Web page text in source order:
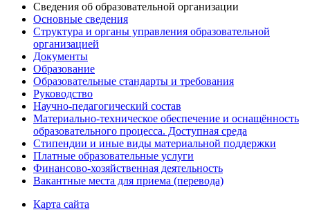
Сведения об образовательной организации
Основные сведения
Структура и органы управления образовательной
организацией
Документы
Образование
Образовательные стандарты и требования
Руководство
Научно-педагогический состав
Материально-техническое обеспечение и оснащённость
образовательного процесса. Доступная среда
Стипендии и иные виды материальной поддержки
Платные образовательные услуги
Финансово-хозяйственная деятельность
Вакантные места для приема (перевода)
Карта сайта